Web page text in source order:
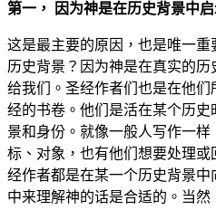
第一， 因为神是在历史背景中启
这是最主要的原因，也是唯一
历史背景？因为神是在真实的
给我们。圣经作者们也是在他
经的书卷。他们是活在某个历
景和身份。就像一般人写作一
标、对象，也有他们想要处理
经作者都是在某一个历史背景
中来理解神的话是合适的。当